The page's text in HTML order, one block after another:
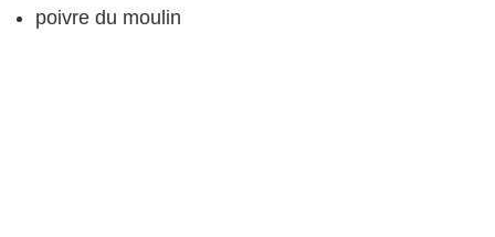
poivre du moulin